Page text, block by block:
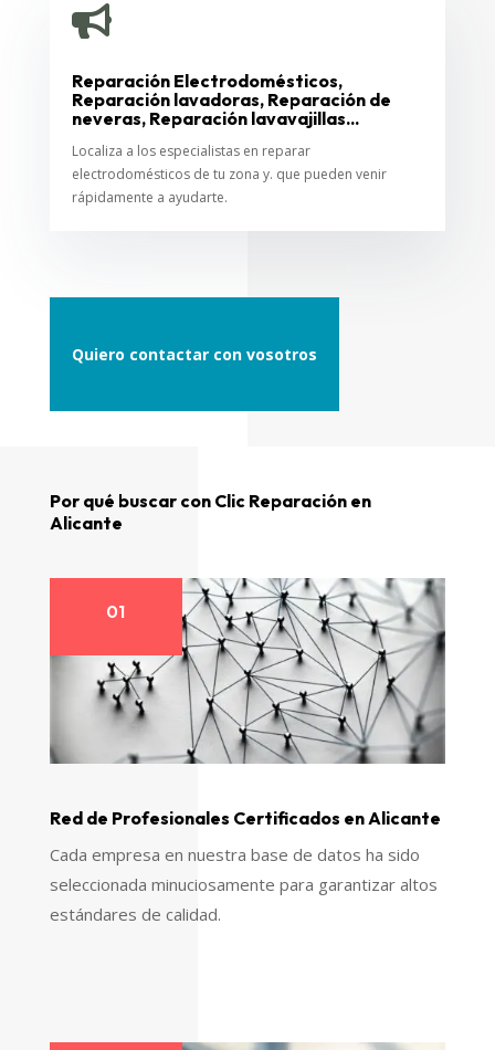

Reparación Electrodomésticos,
Reparación lavadoras, Reparación de
neveras, Reparación lavavajillas...
Localiza a los especialistas en reparar
electrodomésticos de tu zona y. que pueden venir
rápidamente a ayudarte.
Quiero contactar con vosotros
Por qué buscar con Clic Reparación en
Alicante
01
Red de Profesionales Certificados en Alicante
Cada empresa en nuestra base de datos ha sido
seleccionada minuciosamente para garantizar altos
estándares de calidad.